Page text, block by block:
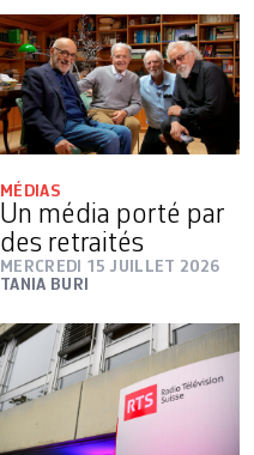
MÉDIAS
Un média porté par
des retraités
MERCREDI 15 JUILLET 2026
TANIA BURI